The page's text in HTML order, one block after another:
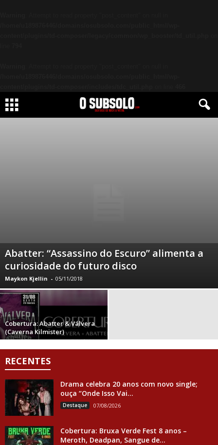
Abatter: “Assassino do Escuro” alimenta a
curiosidade do futuro disco
Maykon Kjellin - 05/11/2018
Cobertura: Abatter & Válvera
(Caverna Kilmister)
RECENTES
Drama celebra 20 anos com novo single;
ouça “Onde Isso Vai...
Destaque 07/08/2026
Cobertura: Bruxa Verde Fest 8 anos –
Meroth, Deadpan, Sangue de...